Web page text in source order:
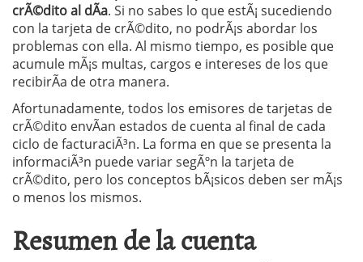
crÃ©dito al dÃ­a. Si no sabes lo que estÃ¡ sucediendo
con la tarjeta de crÃ©dito, no podrÃ¡s abordar los
problemas con ella. Al mismo tiempo, es posible que
acumule mÃ¡s multas, cargos e intereses de los que
recibirÃ­a de otra manera.
Afortunadamente, todos los emisores de tarjetas de
crÃ©dito envÃ­an estados de cuenta al final de cada
ciclo de facturaciÃ³n. La forma en que se presenta la
informaciÃ³n puede variar segÃºn la tarjeta de
crÃ©dito, pero los conceptos bÃ¡sicos deben ser mÃ¡s
o menos los mismos.
Resumen de la cuenta